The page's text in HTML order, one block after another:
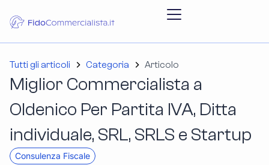
Tutti gli articoli Categoria Articolo
Miglior Commercialista a
Oldenico Per Partita IVA, Ditta
individuale, SRL, SRLS e Startup
Consulenza Fiscale